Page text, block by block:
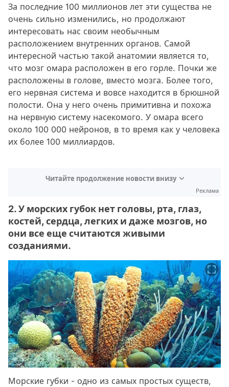
За последние 100 миллионов лет эти существа не
очень сильно изменились, но продолжают
интересовать нас своим необычным
расположением внутренних органов. Самой
интересной частью такой анатомии является то,
что мозг омара расположен в его горле. Почки же
расположены в голове, вместо мозга. Более того,
его нервная система и вовсе находится в брюшной
полости. Она у него очень примитивна и похожа
на нервную систему насекомого. У омара всего
около 100 000 нейронов, в то время как у человека
их более 100 миллиардов.
Читайте продолжение новости внизу
Реклама
2. У морских губок нет головы, рта, глаз,
костей, сердца, легких и даже мозгов, но
они все еще считаются живыми
созданиями.
Морские губки - одно из самых простых существ,